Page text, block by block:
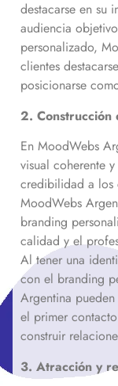
destacarse en su
audiencia
personalizado,
clientes
posicionarse
2.
En MoodWebs
visual coherente
credibilidad a los
MoodWebs
branding
calidad y el
Al tener una
con el branding
Argentina
el primer
construir
3. Atracción y